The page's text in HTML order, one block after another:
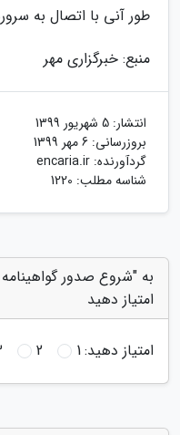
طور آنی با اتصال به
منبع: خبرگزاری مهر
انتشار: 5 شهریور 1399
بروزرسانی: 6 مهر 1399
گردآورنده: encaria.ir
شناسه مطلب: 1220
به "شروع صدور
امتیاز دهید
امتیاز دهید:1
2